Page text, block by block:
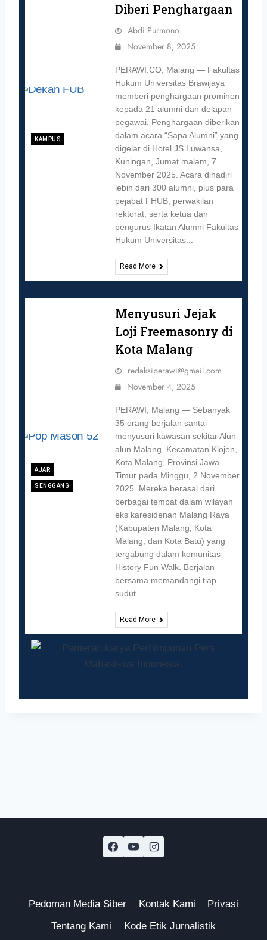
KAMPUS
Diberi Penghargaan
Abdi Purmono
November 8, 2025
PERAWI.CO, Malang — Fakultas
Hukum Universitas Brawijaya
memberi penghargaan prominen
kepada 21 alumni dan delapan
pegawai. Penghargaan diberikan
dalam acara “Sapa Alumni” yang
digelar di Hotel JS Luwansa,
Kuningan, Jumat malam, 7
November 2025. Acara dihadiri
lebih dari 300 alumni, plus para
pejabat FHUB, perwakilan
rektorat, serta ketua dan
pengurus Ikatan Alumni Fakultas
Hukum Universitas...
Read More
AJAR
SENGGANG
Menyusuri Jejak
Loji Freemasonry di
Kota Malang
redaksiperawi@gmail.com
November 4, 2025
PERAWI, Malang — Sebanyak
35 orang berjalan santai
menyusuri kawasan sekitar Alun-
alun Malang, Kecamatan Klojen,
Kota Malang, Provinsi Jawa
Timur pada Minggu, 2 November
2025. Mereka berasal dari
berbagai tempat dalam wilayah
eks karesidenan Malang Raya
(Kabupaten Malang, Kota
Malang, dan Kota Batu) yang
tergabung dalam komunitas
History Fun Walk. Berjalan
bersama memandangi tiap
sudut...
Read More
Pedoman Media Siber Kontak Kami
Privasi
Tentang Kami
Kode Etik Jurnalistik